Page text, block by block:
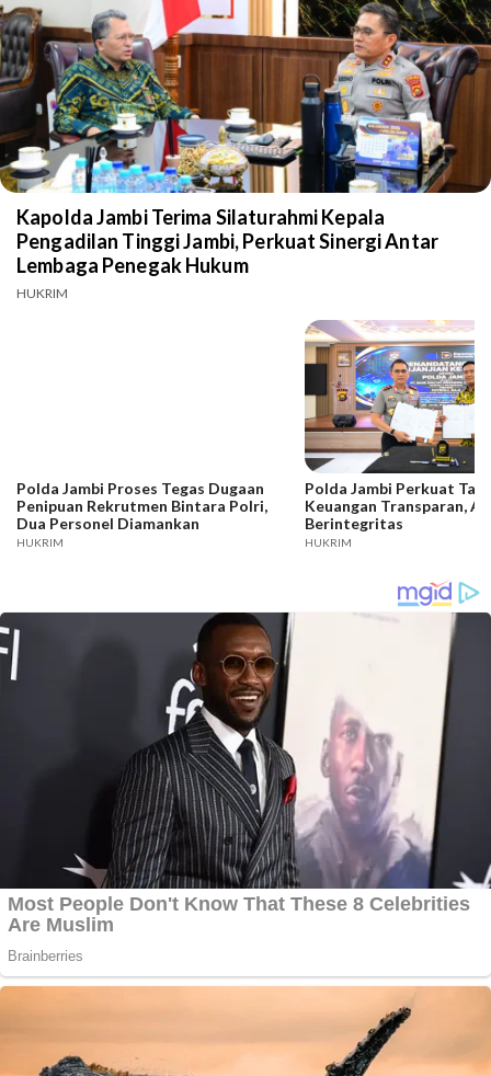
Kapolda Jambi Terima Silaturahmi Kepala
Pengadilan Tinggi Jambi, Perkuat Sinergi Antar
Lembaga Penegak Hukum
HUKRIM
Polda Jambi Proses Tegas Dugaan
Penipuan Rekrutmen Bintara Polri,
Dua Personel Diamankan
HUKRIM
Polda Jambi Perkuat
Keuangan Transparan,
Berintegritas
HUKRIM